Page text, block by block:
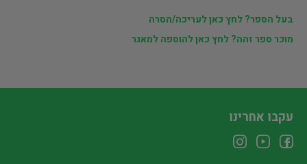
בעל הספר? לחץ כאן לעריכה/הסרה
מוכר ספר זהה? לחץ כאן להוספה למאגר
עקבו אחרינו